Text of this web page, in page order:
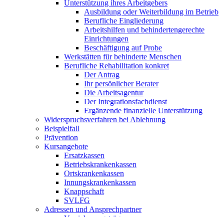
Unterstützung ihres Arbeitgebers
Ausbildung oder Weiterbildung im Betrieb
Berufliche Eingliederung
Arbeitshilfen und behindertengerechte
Einrichtungen
Beschäftigung auf Probe
Werkstätten für behinderte Menschen
Berufliche Rehabilitation konkret
Der Antrag
Ihr persönlicher Berater
Die Arbeitsagentur
Der Integrationsfachdienst
Ergänzende finanzielle Unterstützung
Widerspruchsverfahren bei Ablehnung
Beispielfall
Prävention
Kursangebote
Ersatzkassen
Betriebskrankenkassen
Ortskrankenkassen
Innungskrankenkassen
Knappschaft
SVLFG
Adressen und Ansprechpartner